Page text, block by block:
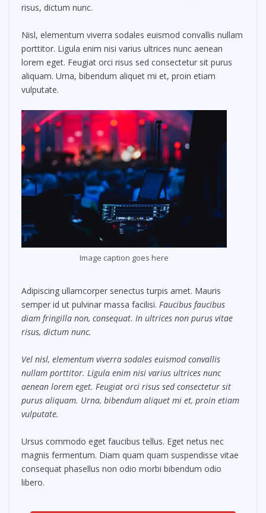
risus, dictum nunc.
Nisl, elementum viverra sodales euismod convallis nullam
porttitor. Ligula enim nisi varius ultrices nunc aenean
lorem eget. Feugiat orci risus sed consectetur sit purus
aliquam. Urna, bibendum aliquet mi et, proin etiam
vulputate.
Image caption goes here
Adipiscing ullamcorper senectus turpis amet. Mauris
semper id ut pulvinar massa facilisi. Faucibus faucibus
diam fringilla non, consequat. In ultrices non purus vitae
risus, dictum nunc.
Vel nisl, elementum viverra sodales euismod convallis
nullam porttitor. Ligula enim nisi varius ultrices nunc
aenean lorem eget. Feugiat orci risus sed consectetur sit
purus aliquam. Urna, bibendum aliquet mi et, proin etiam
vulputate.
Ursus commodo eget faucibus tellus. Eget netus nec
magnis fermentum. Diam quam quam suspendisse vitae
consequat phasellus non odio morbi bibendum odio
libero.